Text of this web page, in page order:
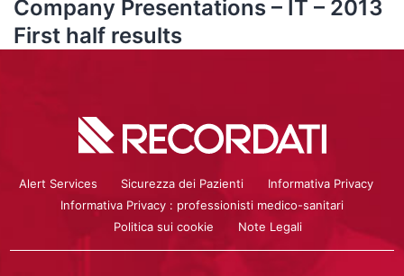
Company Presentations – IT – 2013
First half results
Alert Services Sicurezza dei Pazienti
Informativa Privacy
Informativa Privacy : professionisti medico-sanitari
Politica sui cookie
Note Legali